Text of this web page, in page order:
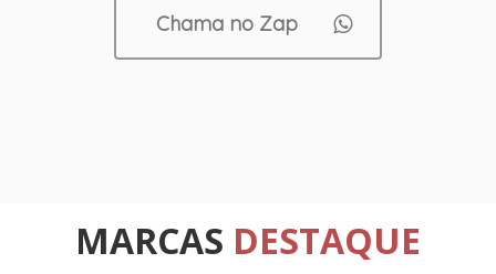
Chama no Zap
MARCAS DESTAQUE